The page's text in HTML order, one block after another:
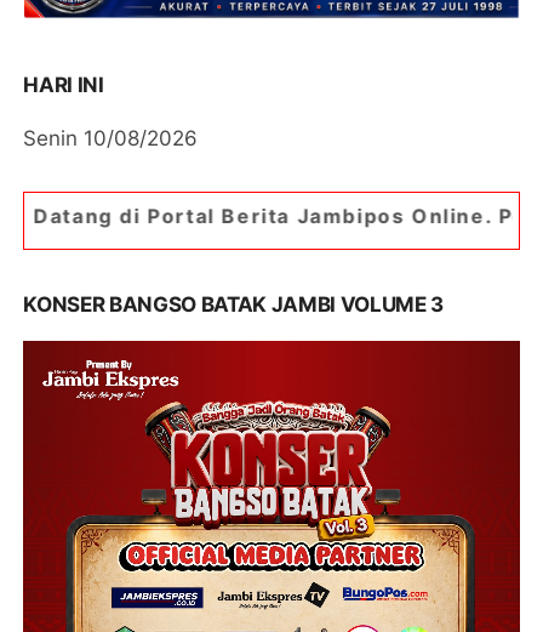
HARI INI
Senin 10/08/2026
Berita Jambipos Online. Portal Berita Paling
KONSER BANGSO BATAK JAMBI VOLUME 3